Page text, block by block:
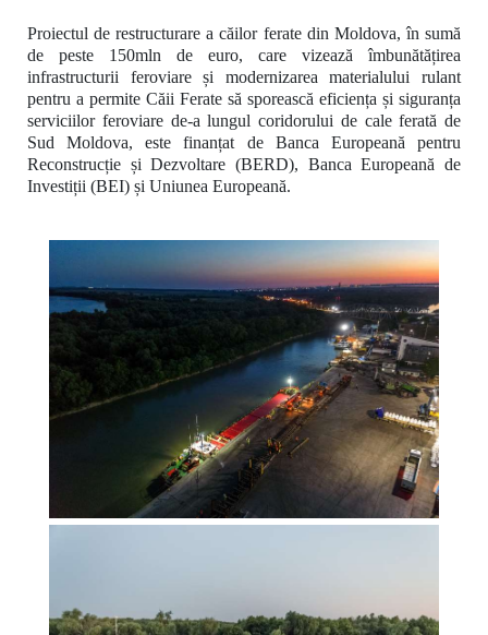
Proiectul de restructurare a căilor ferate din Moldova, în sumă
de peste 150mln de euro, care vizează îmbunătățirea
infrastructurii feroviare și modernizarea materialului rulant
pentru a permite Căii Ferate să sporească eficiența și siguranța
serviciilor feroviare de-a lungul coridorului de cale ferată de
Sud Moldova, este finanțat de Banca Europeană pentru
Reconstrucție și Dezvoltare (BERD), Banca Europeană de
Investiții (BEI) și Uniunea Europeană.